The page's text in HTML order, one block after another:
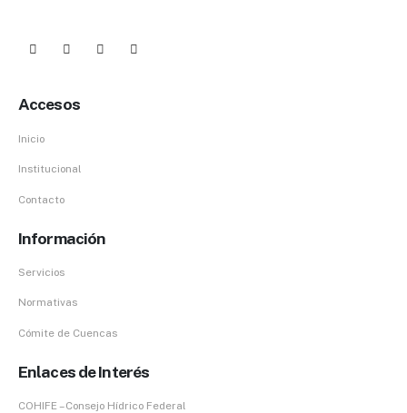
Accesos
Inicio
Institucional
Contacto
Información
Servicios
Normativas
Cómite de Cuencas
Enlaces de Interés
COHIFE – Consejo Hídrico Federal